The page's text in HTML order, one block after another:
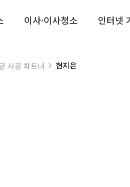
이사·이사청소 인터넷
시공 파트너 현지은